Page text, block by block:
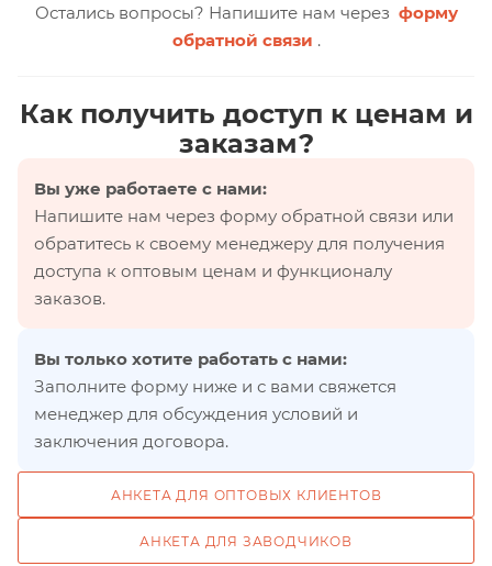
Остались вопросы? Напишите нам через форму
обратной связи .
Как получить доступ к ценам и
заказам?
Вы уже работаете с нами:
Напишите нам через форму обратной связи или
обратитесь к своему менеджеру для получения
доступа к оптовым ценам и функционалу
заказов.
Вы только хотите работать с нами:
Заполните форму ниже и с вами свяжется
менеджер для обсуждения условий и
заключения договора.
АНКЕТА ДЛЯ ОПТОВЫХ КЛИЕНТОВ
АНКЕТА ДЛЯ ЗАВОДЧИКОВ